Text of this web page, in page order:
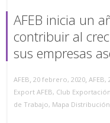
AFEB inicia un
contribuir al
sus empresas
AFEB, 20 febrero, 2020, AFEB,
Export AFEB, Club Exportación
de Trabajo, Mapa Distribución